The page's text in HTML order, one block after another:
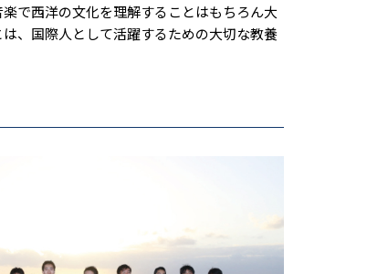
で西洋の文化を理解することはもちろん大
、国際人として活躍するための大切な教養